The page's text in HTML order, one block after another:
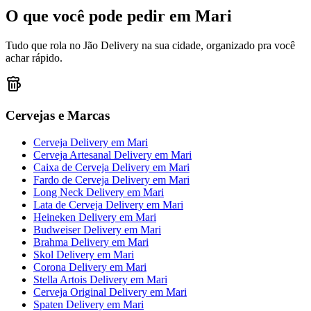
O que você pode pedir em Mari
Tudo que rola no Jão Delivery na sua cidade, organizado pra você
achar rápido.
Cervejas e Marcas
Cerveja Delivery em Mari
Cerveja Artesanal Delivery em Mari
Caixa de Cerveja Delivery em Mari
Fardo de Cerveja Delivery em Mari
Long Neck Delivery em Mari
Lata de Cerveja Delivery em Mari
Heineken Delivery em Mari
Budweiser Delivery em Mari
Brahma Delivery em Mari
Skol Delivery em Mari
Corona Delivery em Mari
Stella Artois Delivery em Mari
Cerveja Original Delivery em Mari
Spaten Delivery em Mari